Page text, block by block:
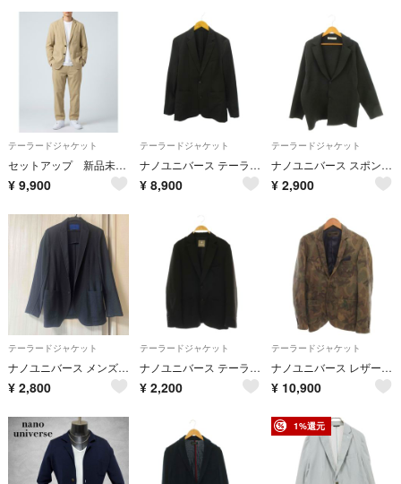
テーラードジャケット
セットアップ 新品未使用 ナノユニバース ストレッチナイロンジャケットLパンツM
¥ 9,900
テーラードジャケット
ナノユニバース テーラードジャケット 裏地なし 2B L 黒 ブラック
¥ 8,900
テーラードジャケット
ナノユニバース スポンディッシュ ミラノリブ テーラードジャケット ニット L
¥ 2,900
テーラードジャケット
ナノユニバース メンズテーラードジャケット
¥ 2,800
テーラードジャケット
ナノユニバース テーラードジャケット S 黒 ブラック /MI
¥ 2,200
テーラードジャケット
ナノユニバース レザーテーラードジャケット ゴートスキン L シングル 2B
¥ 10,900
1%還元